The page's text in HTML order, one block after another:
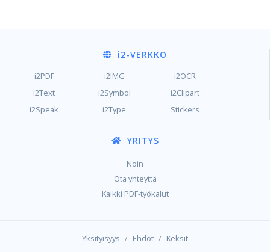
i2-VERKKO
i2PDF i2IMG
i2OCR
i2Text
i2Symbol
i2Clipart
i2Speak
i2Type Stickers
YRITYS
Noin
Ota yhteyttä
Kaikki PDF-työkalut
Yksityisyys / Ehdot / Keksit